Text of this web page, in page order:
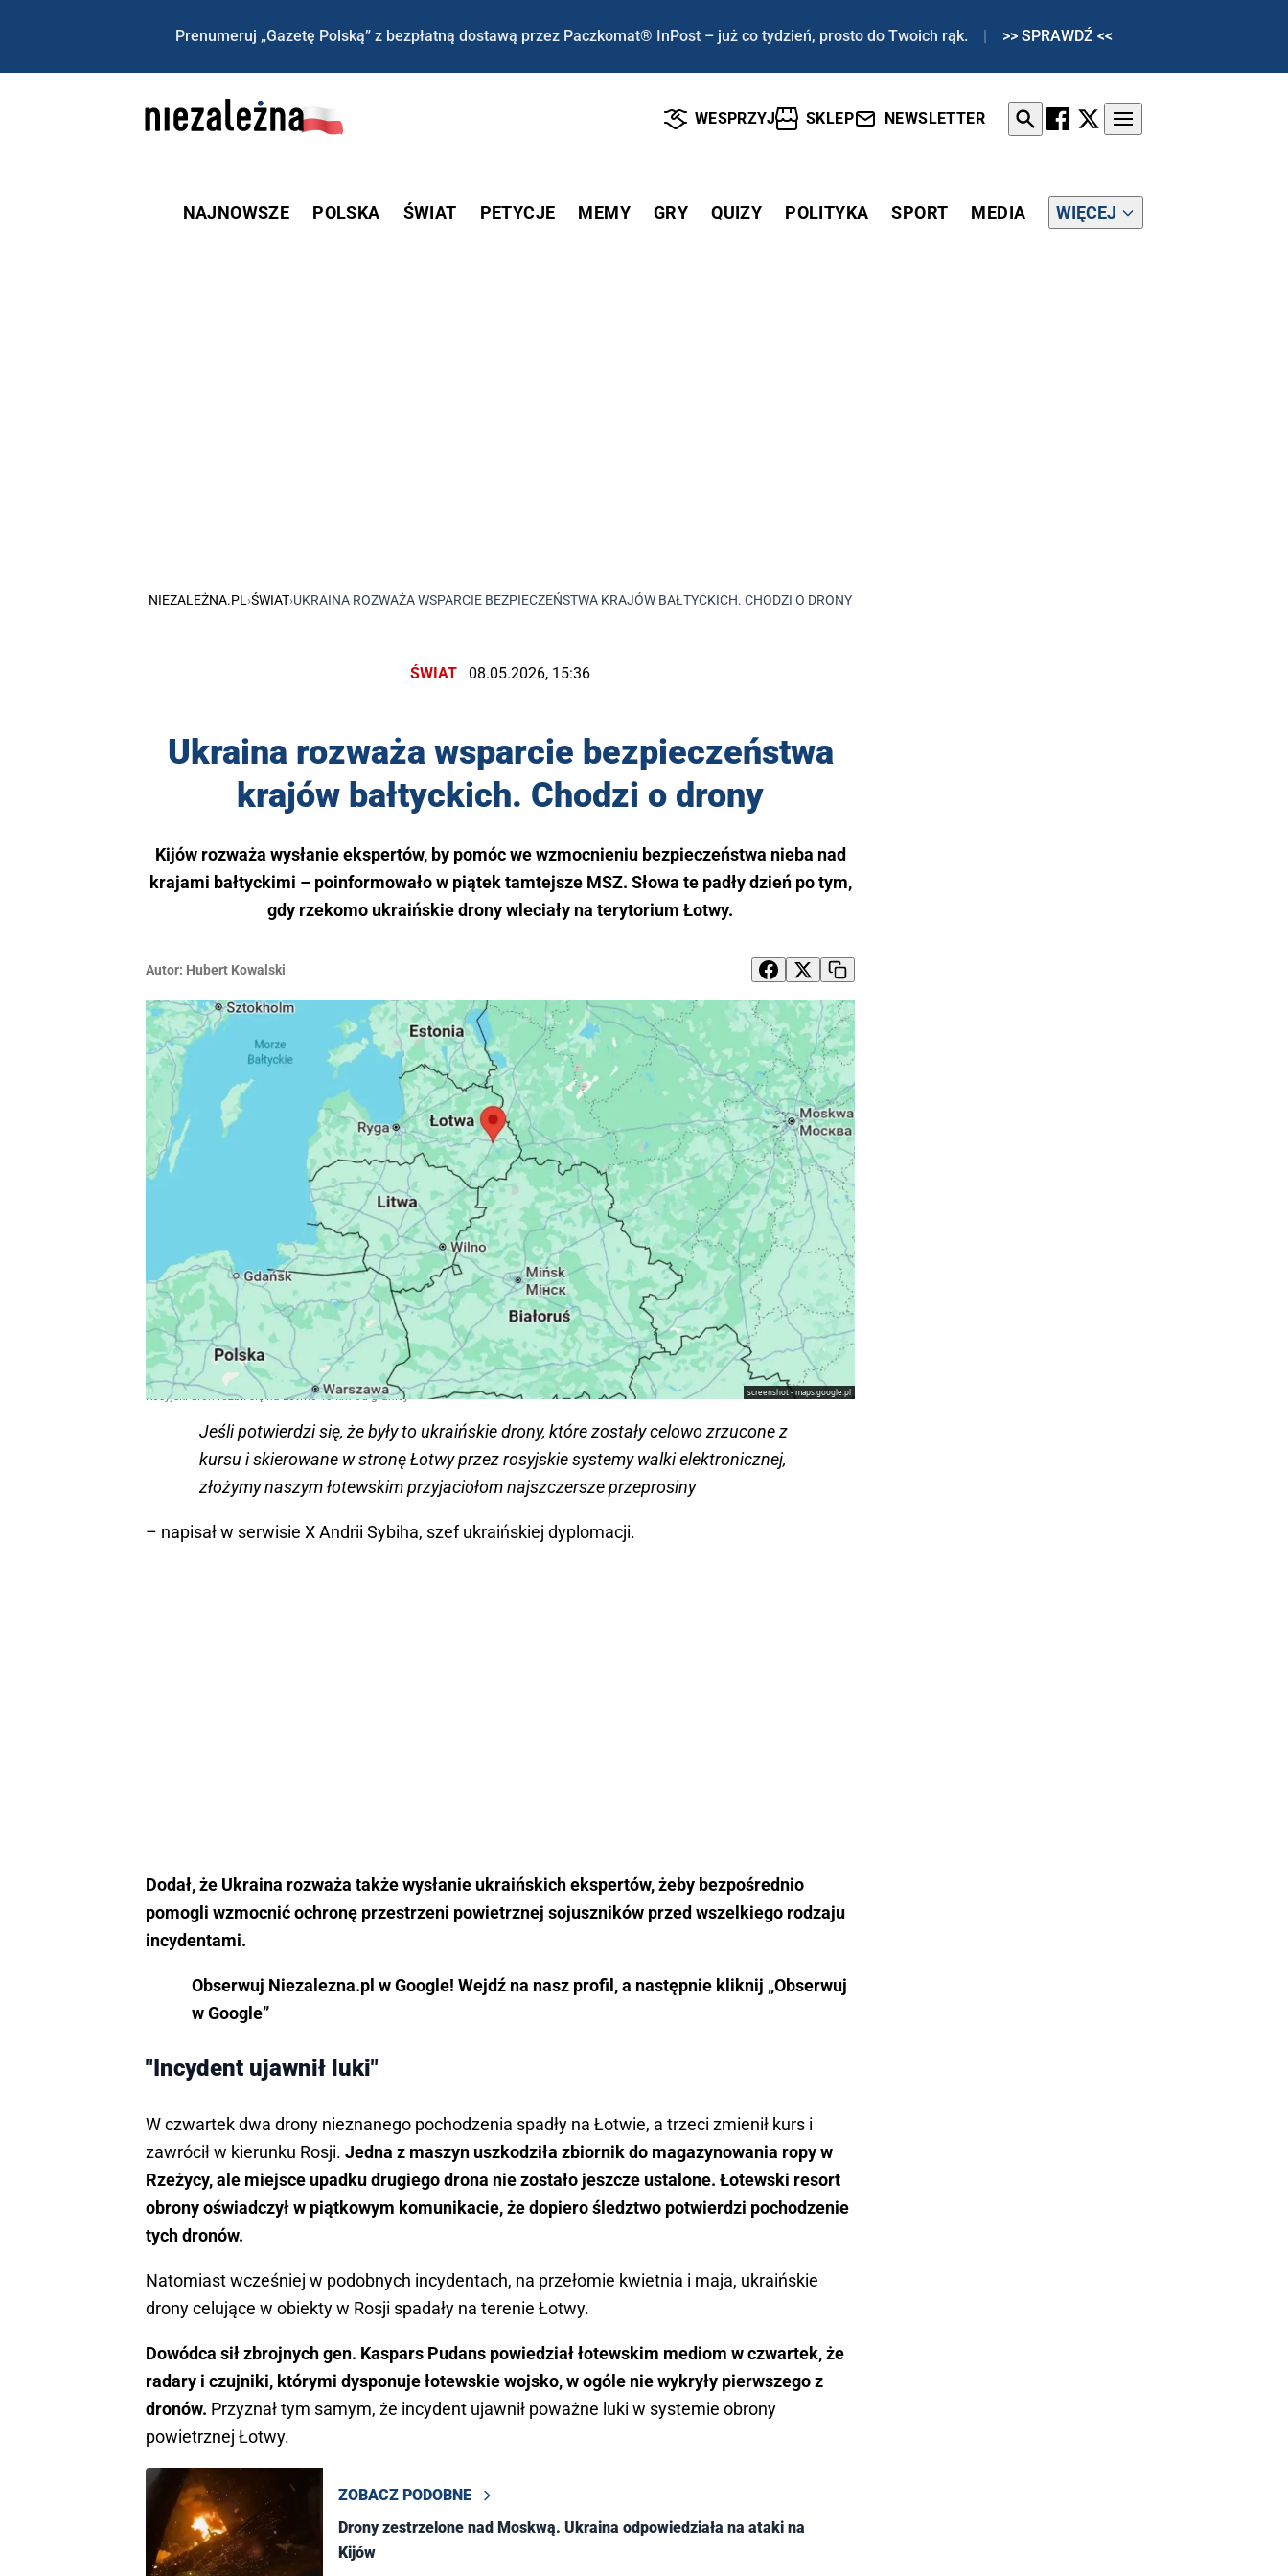
Prenumeruj „Gazetę Polską” z bezpłatną dostawą przez Paczkomat® InPost – już co tydzień, prosto do Twoich rąk. | >> SPRAWDŹ <<
WESPRZYJ SKLEP NEWSLETTER
NAJNOWSZE POLSKA ŚWIAT PETYCJE MEMY GRY QUIZY POLITYKA SPORT MEDIA WIĘCEJ
NIEZALEŻNA.PL ›ŚWIAT›UKRAINA ROZWAŻA WSPARCIE BEZPIECZEŃSTWA KRAJÓW BAŁTYCKICH. CHODZI O DRONY
ŚWIAT 08.05.2026, 15:36
Ukraina rozważa wsparcie bezpieczeństwa
krajów bałtyckich. Chodzi o drony
Kijów rozważa wysłanie ekspertów, by pomóc we wzmocnieniu bezpieczeństwa nieba nad
krajami bałtyckimi – poinformowało w piątek tamtejsze MSZ. Słowa te padły dzień po tym,
gdy rzekomo ukraińskie drony wleciały na terytorium Łotwy.
Autor: Hubert Kowalski
screenshot - maps.google.pl
Rosyjski dron rozbił się na Łotwie 40 km od granicy
Jeśli potwierdzi się, że były to ukraińskie drony, które zostały celowo zrzucone z
kursu i skierowane w stronę Łotwy przez rosyjskie systemy walki elektronicznej,
złożymy naszym łotewskim przyjaciołom najszczersze przeprosiny
– napisał w serwisie X Andrii Sybiha, szef ukraińskiej dyplomacji.
Dodał, że Ukraina rozważa także wysłanie ukraińskich ekspertów, żeby bezpośrednio
pomogli wzmocnić ochronę przestrzeni powietrznej sojuszników przed wszelkiego rodzaju
incydentami.
Obserwuj Niezalezna.pl w Google! Wejdź na nasz profil, a następnie kliknij „Obserwuj
w Google”
"Incydent ujawnił luki"
W czwartek dwa drony nieznanego pochodzenia spadły na Łotwie, a trzeci zmienił kurs i
zawrócił w kierunku Rosji. Jedna z maszyn uszkodziła zbiornik do magazynowania ropy w
Rzeżycy, ale miejsce upadku drugiego drona nie zostało jeszcze ustalone. Łotewski resort
obrony oświadczył w piątkowym komunikacie, że dopiero śledztwo potwierdzi pochodzenie
tych dronów.
Natomiast wcześniej w podobnych incydentach, na przełomie kwietnia i maja, ukraińskie
drony celujące w obiekty w Rosji spadały na terenie Łotwy.
Dowódca sił zbrojnych gen. Kaspars Pudans powiedział łotewskim mediom w czwartek, że
radary i czujniki, którymi dysponuje łotewskie wojsko, w ogóle nie wykryły pierwszego z
dronów. Przyznał tym samym, że incydent ujawnił poważne luki w systemie obrony
powietrznej Łotwy.
ZOBACZ PODOBNE
Drony zestrzelone nad Moskwą. Ukraina odpowiedziała na ataki na
Kijów